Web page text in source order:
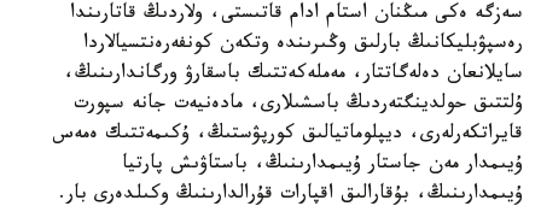
سەزگە ەكى مىڭنان استام ادام قاتىستى، ولاردىڭ قاتارىندا
رەسپۋبليكانىڭ بارلىق وڭىرىندە وتكەن كونفەرەنتسيالاردا
سايلانعان دەلەگاتتار، مەملەكەتتىك باسقارۋ ورگاندارىنىڭ،
ۇلتتىق حولدينگتەردىڭ باسشىلارى، مادەنيەت جانە سپورت
قايراتكەرلەرى، ديپلوماتيالىق كورپۋستىڭ، ۇكىمەتتىك ەمەس
ۇيىمدار مەن جاستار ۇيىمدارىنىڭ، باستاۋىش پارتيا
ۇيىمدارىنىڭ، بۇقارالىق اقپارات قۇرالدارىنىڭ وكىلدەرى بار.